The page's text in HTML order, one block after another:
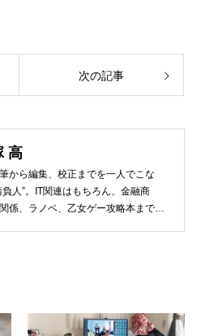
次の記事
高
から編集、校正までを一人でこな
負人”。IT関連はもちろん、金融商
係、ラノベ、乙女ゲー攻略本まで幅